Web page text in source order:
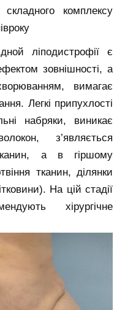
комплексу
ліподистрофії є
зовнішності, а
вимагає
Легкі припухлості
набряки, виникає
з’являється
а в гіршому
тканин, ділянки
На цій стадії
хірургічне